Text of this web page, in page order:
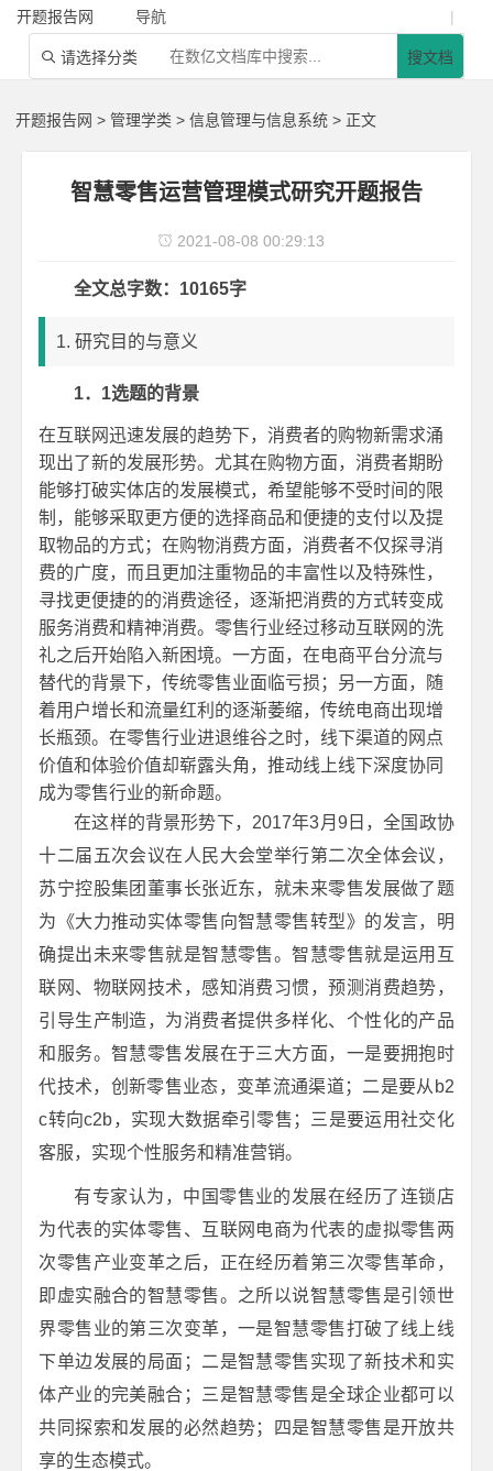
开题报告网 导航 |
 请选择分类 搜文档
开题报告网 >管理学类 >信息管理与信息系统 > 正文
智慧零售运营管理模式研究开题报告
 2021-08-08 00:29:13
全文总字数：10165字
1. 研究目的与意义
1．1选题的背景
在互联网迅速发展的趋势下，消费者的购物新需求涌
现出了新的发展形势。尤其在购物方面，消费者期盼
能够打破实体店的发展模式，希望能够不受时间的限
制，能够采取更方便的选择商品和便捷的支付以及提
取物品的方式；在购物消费方面，消费者不仅探寻消
费的广度，而且更加注重物品的丰富性以及特殊性，
寻找更便捷的的消费途径，逐渐把消费的方式转变成
服务消费和精神消费。零售行业经过移动互联网的洗
礼之后开始陷入新困境。一方面，在电商平台分流与
替代的背景下，传统零售业面临亏损；另一方面，随
着用户增长和流量红利的逐渐萎缩，传统电商出现增
长瓶颈。在零售行业进退维谷之时，线下渠道的网点
价值和体验价值却崭露头角，推动线上线下深度协同
成为零售行业的新命题。
在这样的背景形势下，2017年3月9日，全国政协
十二届五次会议在人民大会堂举行第二次全体会议，
苏宁控股集团董事长张近东，就未来零售发展做了题
为《大力推动实体零售向智慧零售转型》的发言，明
确提出未来零售就是智慧零售。智慧零售就是运用互
联网、物联网技术，感知消费习惯，预测消费趋势，
引导生产制造，为消费者提供多样化、个性化的产品
和服务。智慧零售发展在于三大方面，一是要拥抱时
代技术，创新零售业态，变革流通渠道；二是要从b2
c转向c2b，实现大数据牵引零售；三是要运用社交化
客服，实现个性服务和精准营销。
有专家认为，中国零售业的发展在经历了连锁店
为代表的实体零售、互联网电商为代表的虚拟零售两
次零售产业变革之后，正在经历着第三次零售革命，
即虚实融合的智慧零售。之所以说智慧零售是引领世
界零售业的第三次变革，一是智慧零售打破了线上线
下单边发展的局面；二是智慧零售实现了新技术和实
体产业的完美融合；三是智慧零售是全球企业都可以
共同探索和发展的必然趋势；四是智慧零售是开放共
享的生态模式。